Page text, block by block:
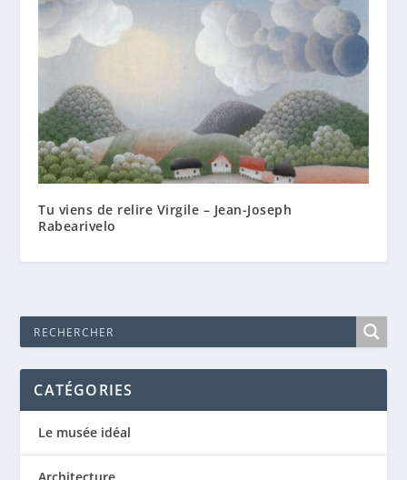
Tu viens de relire Virgile – Jean-Joseph
Rabearivelo
CATÉGORIES
Le musée idéal